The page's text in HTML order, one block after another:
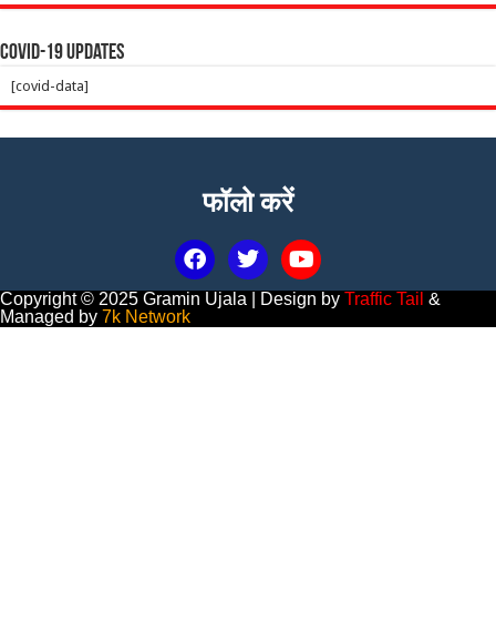
Covid-19 Updates
[covid-data]
फॉलो करें
Copyright © 2025 Gramin Ujala | Design by Traffic Tail &
Managed by 7k Network